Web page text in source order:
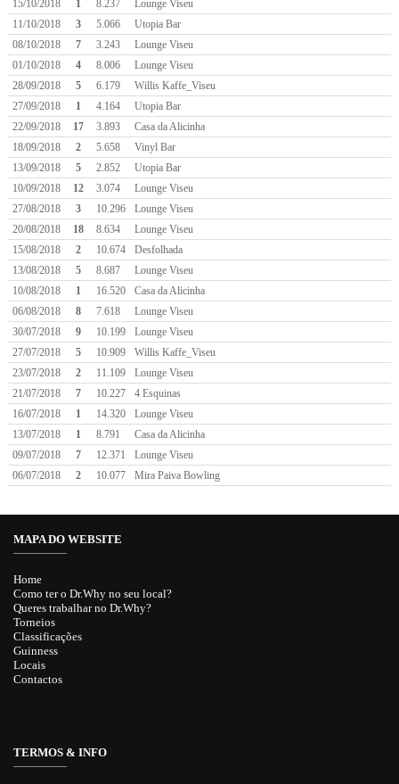
15/10/2018
1 8.237
Lounge Viseu
11/10/2018
3 5.066
Utopia Bar
08/10/2018
7 3.243
Lounge Viseu
01/10/2018
4 8.006
Lounge Viseu
28/09/2018
5 6.179
Willis Kaffe_Viseu
27/09/2018
1 4.164
Utopia Bar
22/09/2018
17 3.893
Casa da Alicinha
18/09/2018
2 5.658
Vinyl Bar
13/09/2018
5 2.852
Utopia Bar
10/09/2018
12 3.074
Lounge Viseu
27/08/2018
3 10.296
Lounge Viseu
20/08/2018
18 8.634
Lounge Viseu
15/08/2018
2 10.674
Desfolhada
13/08/2018
5 8.687
Lounge Viseu
10/08/2018
1 16.520
Casa da Alicinha
06/08/2018
8 7.618
Lounge Viseu
30/07/2018
9 10.199
Lounge Viseu
27/07/2018
5 10.909
Willis Kaffe_Viseu
23/07/2018
2 11.109
Lounge Viseu
21/07/2018
7 10.227
4 Esquinas
16/07/2018
1 14.320
Lounge Viseu
13/07/2018
1 8.791
Casa da Alicinha
09/07/2018
7 12.371
Lounge Viseu
06/07/2018
2 10.077 Mira Paiva Bowling
MAPA DO WEBSITE
Home
Como ter o Dr.Why no seu local?
Queres trabalhar no Dr.Why?
Torneios
Classificações
Guinness
Locais
Contactos
TERMOS & INFO